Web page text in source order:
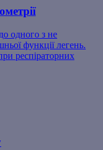
одного з не
функції легень.
респіраторних